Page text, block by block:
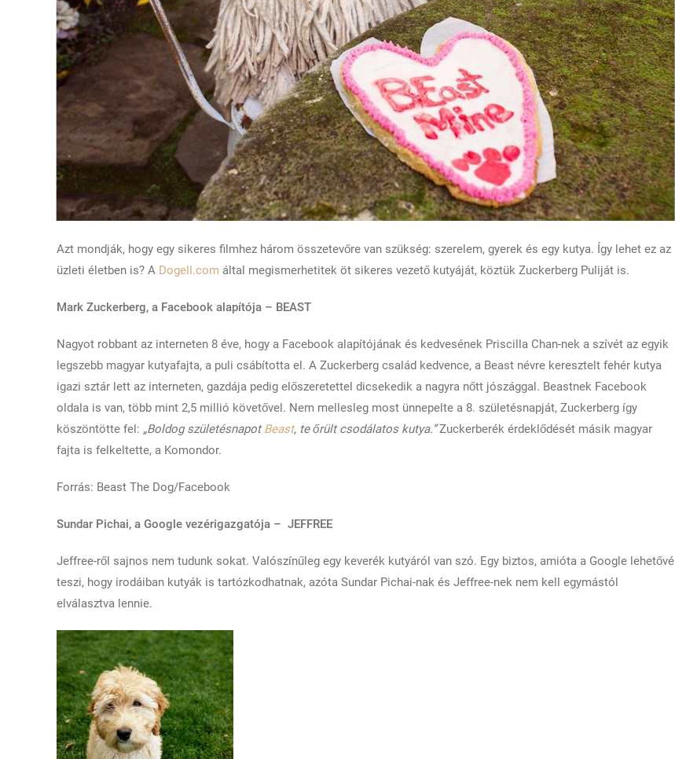
Azt mondják, hogy egy sikeres filmhez három összetevőre van szükség: szerelem, gyerek és egy kutya. Így lehet ez az
üzleti életben is? A Dogell.com által megismerhetitek öt sikeres vezető kutyáját, köztük Zuckerberg Puliját is.
Mark Zuckerberg, a Facebook alapítója – BEAST
Nagyot robbant az interneten 8 éve, hogy a Facebook alapítójának és kedvesének Priscilla Chan-nek a szívét az egyik
legszebb magyar kutyafajta, a puli csábította el. A Zuckerberg család kedvence, a Beast névre keresztelt fehér kutya
igazi sztár lett az interneten, gazdája pedig előszeretettel dicsekedik a nagyra nőtt jószággal. Beastnek Facebook
oldala is van, több mint 2,5 millió követővel. Nem mellesleg most ünnepelte a 8. születésnapját, Zuckerberg így
köszöntötte fel: „Boldog születésnapotBeast, te őrült csodálatos kutya.”Zuckerberék érdeklődését másik magyar
fajta is felkeltette, a Komondor.
Forrás: Beast The Dog/Facebook
Sundar Pichai, a Google vezérigazgatója – JEFFREE
Jeffree-ről sajnos nem tudunk sokat. Valószínűleg egy keverék kutyáról van szó. Egy biztos, amióta a Google lehetővé
teszi, hogy irodáiban kutyák is tartózkodhatnak, azóta Sundar Pichai-nak és Jeffree-nek nem kell egymástól
elválasztva lennie.